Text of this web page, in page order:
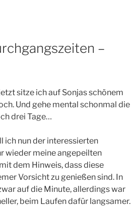
–
sitze ich auf Sonjas schönem
Und gehe mental schonmal die
drei Tage…
ich nun der interessierten
wieder meine angepeilten
dem Hinweis, dass diese
Vorsicht zu genießen sind. In
auf die Minute, allerdings war
beim Laufen dafür langsamer.